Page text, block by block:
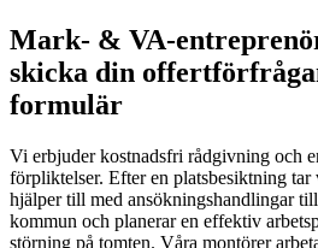
Mark- & VA-
skicka din
formulär
Vi erbjuder kostnadsfri rådgivning och
förpliktelser. Efter en platsbesiktning
hjälper till med ansökningshandlingar
kommun och planerar en effektiv
störning på tomten. Våra montörer